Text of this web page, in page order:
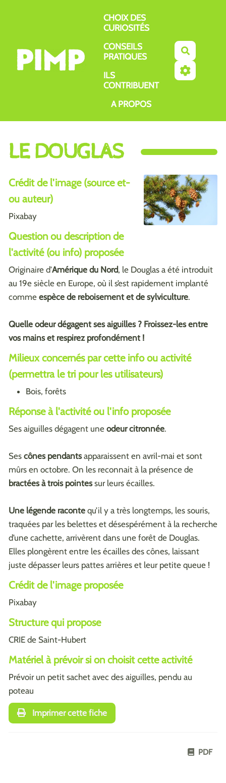
CHOIX DES
CURIOSITÉS
CONSEILS
PRATIQUES
ILS
CONTRIBUENT
A PROPOS
LE DOUGLAS
Crédit de l'image (source et-
ou auteur)
Pixabay
Question ou description de
l'activité (ou info) proposée
Originaire d’Amérique du Nord, le Douglas a été introduit
au 19e siècle en Europe, où il s’est rapidement implanté
comme espèce de reboisement et de sylviculture.
Quelle odeur dégagent ses aiguilles ? Froissez-les entre
vos mains et respirez profondément !
Milieux concernés par cette info ou activité
(permettra le tri pour les utilisateurs)
Bois, forêts
Réponse à l'activité ou l'info proposée
Ses aiguilles dégagent une odeur citronnée.
Ses cônes pendantsapparaissent en avril-mai et sont
mûrs en octobre. On les reconnait à la présence de
bractées à trois pointessur leurs écailles.
Une légende raconte qu’il y a très longtemps, les souris,
traquées par les belettes et désespérément à la recherche
d’une cachette, arrivèrent dans une forêt de Douglas.
Elles plongèrent entre les écailles des cônes, laissant
juste dépasser leurs pattes arrières et leur petite queue !
Crédit de l'image proposée
Pixabay
Structure qui propose
CRIE de Saint-Hubert
Matériel à prévoir si on choisit cette activité
Prévoir un petit sachet avec des aiguilles, pendu au
poteau
Imprimer cette fiche
PDF